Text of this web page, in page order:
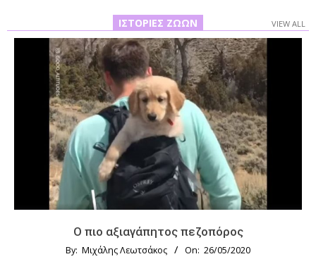
ΙΣΤΟΡΊΕΣ ΖΏΩΝ VIEW ALL
Ο πιο αξιαγάπητος πεζοπόρος
By: Μιχάλης Λεωτσάκος On: 26/05/2020